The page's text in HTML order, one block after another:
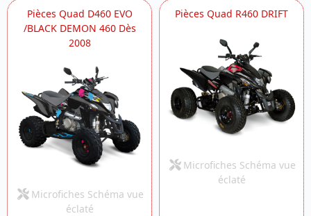
Pièces Quad D460 EVO
/BLACK DEMON 460 Dès
2008
Microfiches Schéma vue
éclaté
Pièces Quad R460 DRIFT
Microfiches Schéma vue
éclaté